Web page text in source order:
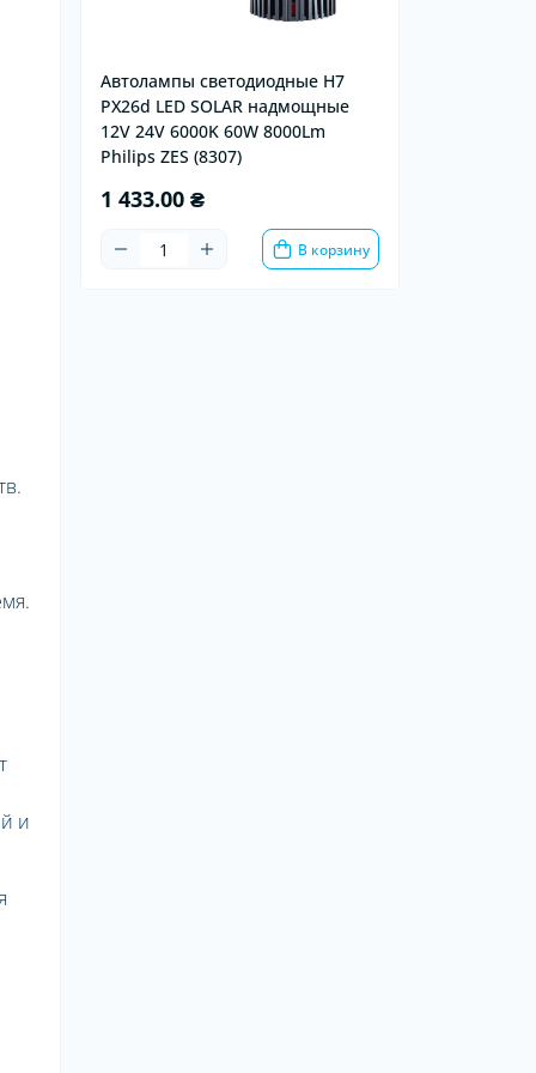
Автолампы светодиодные H7
PX26d LED SOLAR надмощные
12V 24V 6000K 60W 8000Lm
Philips ZES (8307)
1 433.00 ₴
В корзину
и